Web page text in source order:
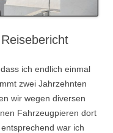
ich endlich einmal
zwei Jahrzehnten
wir wegen diversen
Fahrzeugpieren dort
war ich